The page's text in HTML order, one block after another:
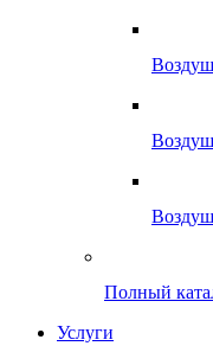
Полный
Услуги